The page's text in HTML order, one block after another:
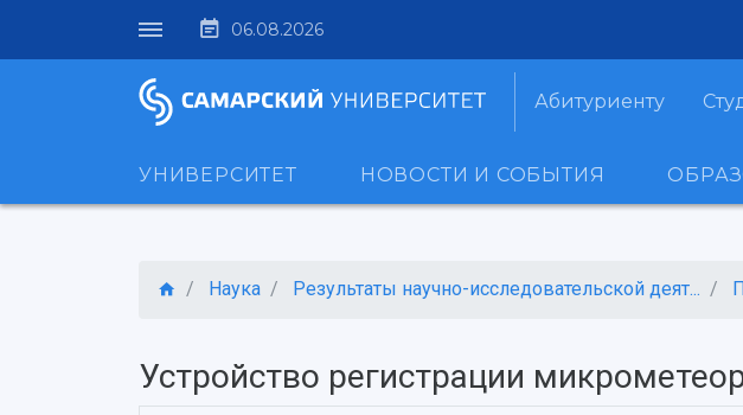
06.08.2026
Абитуриенту
УНИВЕРСИТЕТ НОВОСТИ И СОБЫТИЯ
Наука Результаты научно-исследовательской деят...
Устройство регистрации